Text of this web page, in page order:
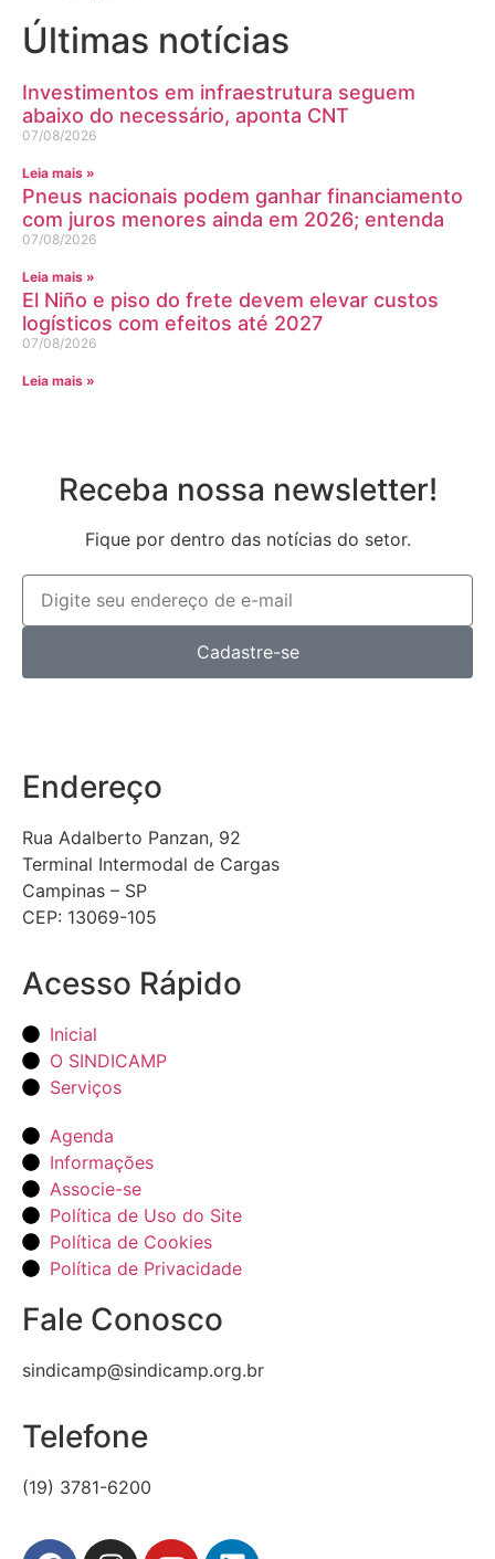
Últimas notícias
Investimentos em infraestrutura seguem
abaixo do necessário, aponta CNT
07/08/2026
Leia mais »
Pneus nacionais podem ganhar financiamento
com juros menores ainda em 2026; entenda
07/08/2026
Leia mais »
El Niño e piso do frete devem elevar custos
logísticos com efeitos até 2027
07/08/2026
Leia mais »
Receba nossa newsletter!
Fique por dentro das notícias do setor.
Cadastre-se
Endereço
Rua Adalberto Panzan, 92
Terminal Intermodal de Cargas
Campinas – SP
CEP: 13069-105
Acesso Rápido
Inicial
O SINDICAMP
Serviços
Agenda
Informações
Associe-se
Política de Uso do Site
Política de Cookies
Política de Privacidade
Fale Conosco
sindicamp@sindicamp.org.br
Telefone
(19) 3781-6200